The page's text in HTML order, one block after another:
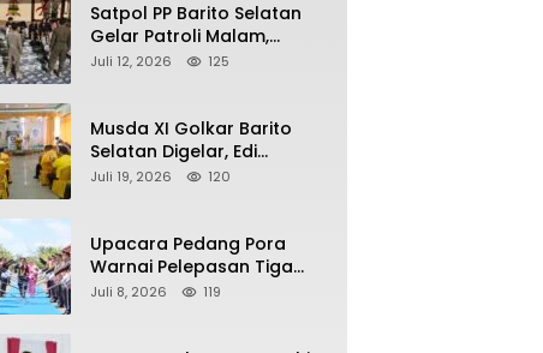
Satpol PP Barito Selatan
Gelar Patroli Malam,
Tindak Lanjuti Keluhan
Juli 12, 2026 125
Musda XI Golkar Barito
Selatan Digelar, Edi
Pratowo Targetkan
Juli 19, 2026 120
Upacara Pedang Pora
Warnai Pelepasan Tiga
Perwira Polres Barito
Juli 8, 2026 119